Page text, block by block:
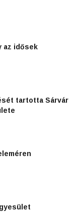
az idősek
tartotta Sárvár